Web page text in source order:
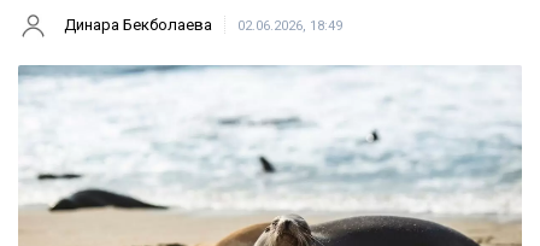
Динара Бекболаева 02.06.2026, 18:49